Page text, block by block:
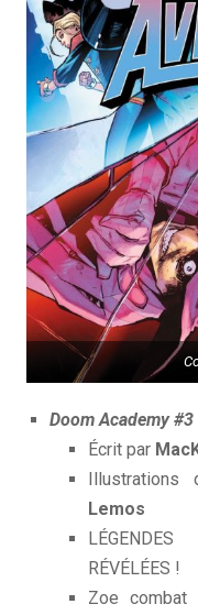
Doom Academy #3
Écrit par
Illustrations
Lemos
RÉVÉLÉES !
Zoe combat